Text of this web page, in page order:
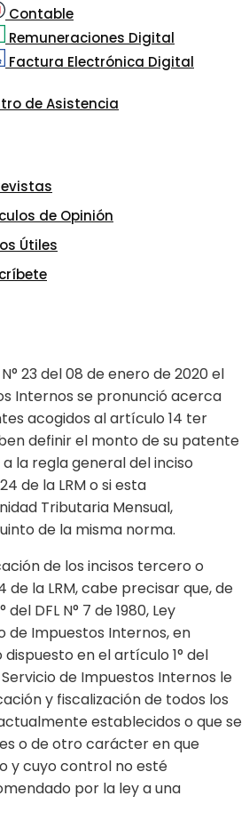
Contable
Remuneraciones Digital
Factura Electrónica Digital
de Asistencia
de Opinión
Útiles
23 del 08 de enero de 2020 el
Internos se pronunció acerca
acogidos al artículo 14 ter
definir el monto de su patente
la regla general del inciso
de la LRM o si esta
Tributaria Mensual,
de la misma norma.
de los incisos tercero o
la LRM, cabe precisar que, de
DFL N° 7 de 1980, Ley
de Impuestos Internos, en
en el artículo 1° del
de Impuestos Internos le
y fiscalización de todos los
establecidos o que se
o de otro carácter en que
y cuyo control no esté
por la ley a una